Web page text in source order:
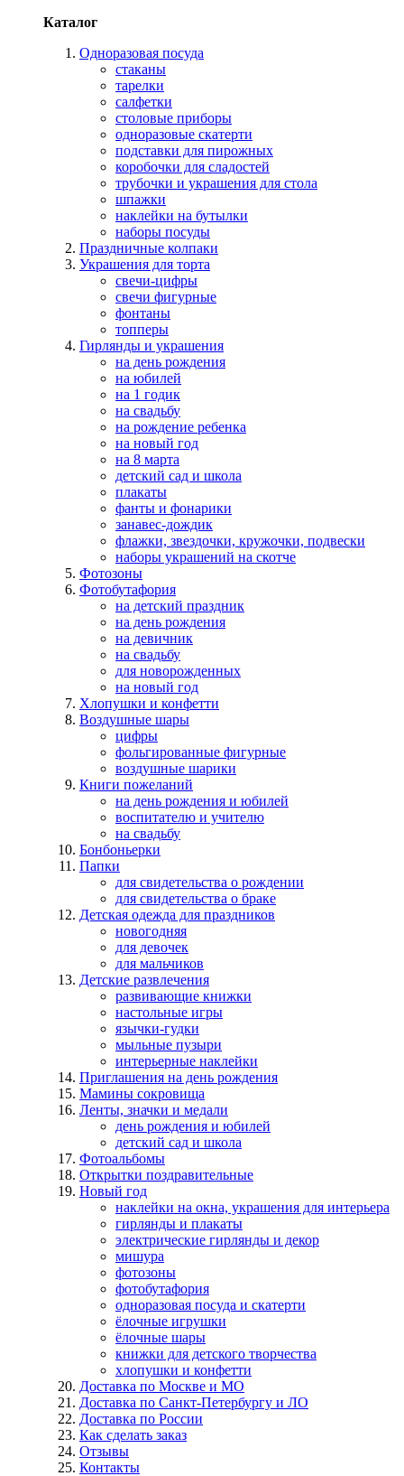
Каталог
Одноразовая посуда
стаканы
тарелки
салфетки
столовые приборы
одноразовые скатерти
подставки для пирожных
коробочки для сладостей
трубочки и украшения для стола
шпажки
наклейки на бутылки
наборы посуды
Праздничные колпаки
Украшения для торта
свечи-цифры
свечи фигурные
фонтаны
топперы
Гирлянды и украшения
на день рождения
на юбилей
на 1 годик
на свадьбу
на рождение ребенка
на новый год
на 8 марта
детский сад и школа
плакаты
фанты и фонарики
занавес-дождик
флажки, звездочки, кружочки, подвески
наборы украшений на скотче
Фотозоны
Фотобутафория
на детский праздник
на день рождения
на девичник
на свадьбу
для новорожденных
на новый год
Хлопушки и конфетти
Воздушные шары
цифры
фольгированные фигурные
воздушные шарики
Книги пожеланий
на день рождения и юбилей
воспитателю и учителю
на свадьбу
Бонбоньерки
Папки
для свидетельства о рождении
для свидетельства о браке
Детская одежда для праздников
новогодняя
для девочек
для мальчиков
Детские развлечения
развивающие книжки
настольные игры
язычки-гудки
мыльные пузыри
интерьерные наклейки
Приглашения на день рождения
Мамины сокровища
Ленты, значки и медали
день рождения и юбилей
детский сад и школа
Фотоальбомы
Открытки поздравительные
Новый год
наклейки на окна, украшения для интерьера
гирлянды и плакаты
электрические гирлянды и декор
мишура
фотозоны
фотобутафория
одноразовая посуда и скатерти
ёлочные игрушки
ёлочные шары
книжки для детского творчества
хлопушки и конфетти
Доставка по Москве и МО
Доставка по Санкт-Петербургу и ЛО
Доставка по России
Как сделать заказ
Отзывы
Контакты